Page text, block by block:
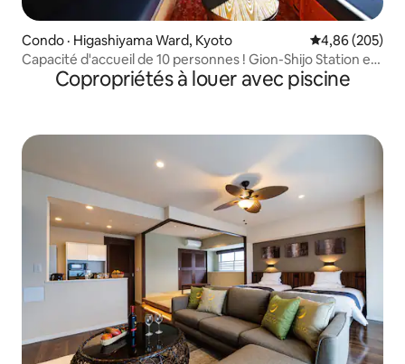
Condo · Higashiyama Ward, Kyoto Note
4,86 (205)
Capacité d'accueil de 10 personnes ! Gion-Shijo Station est
à 1 minute à pied. Bénéficiant d'un emplacement
privilégié, vous pourrez admirer depuis les fenêtres le
Copropriétés à louer avec piscine